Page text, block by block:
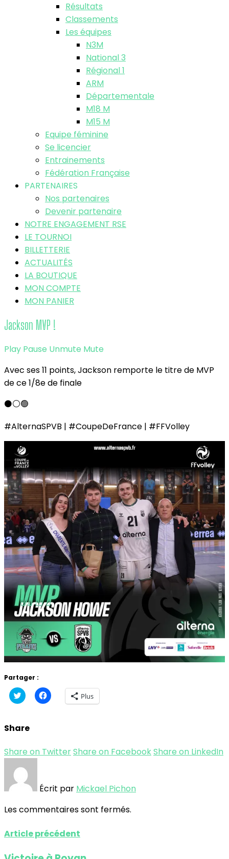
Résultats
Classements
Les équipes
N3M
National 3
Régional 1
ARM
Départementale
M18 M
M15 M
Equipe féminine
Se licencier
Entrainements
Fédération Française
PARTENAIRES
Nos partenaires
Devenir partenaire
NOTRE ENGAGEMENT RSE
LE TOURNOI
BILLETTERIE
ACTUALITÉS
LA BOUTIQUE
MON COMPTE
MON PANIER
Jackson MVP !
Play Pause Unmute Mute
Avec ses 11 points, Jackson remporte le titre de MVP
de ce 1/8e de finale
⚫️⚪️🟢
#AlternaSPVB | #CoupeDeFrance | #FFVolley
Partager :
Cliquez
pour
dans
une
fenêtre)
Cliquez
pour
partager
fenêtre)
Plus
Share
Share on TwitterShare on FacebookShare on LinkedIn
Écrit par Mickael Pichon
Les commentaires sont fermés.
Article précédent